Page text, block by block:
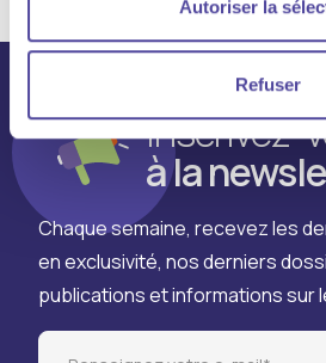
Autoriser la
Refuser
Inscrivez-
à la
Chaque semaine, recevez les
en exclusivité, nos derniers
publications et informations sur
Email